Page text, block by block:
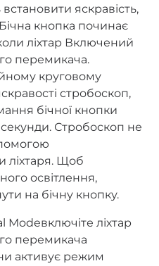
яскравість,
кнопка починає
ліхтар Включений
перемикача.
круговому
стробоскоп,
бічної кнопки
Стробоскоп не
ліхтаря. Щоб
освітлення,
на бічну кнопку.
ліхтар
перемикача
активує режим